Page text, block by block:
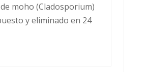
moho (Cladosporium)
y eliminado en 24